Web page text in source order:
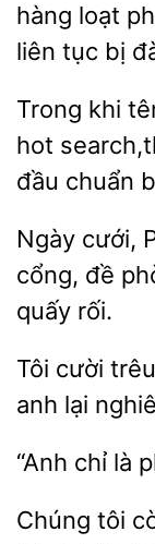
hàng loạt
liên tục bị
Trong khi
hot
đầu
Ngày cưới,
cổng, đề
quấy rối.
Tôi
anh lại
chỉ là
Chúng tôi